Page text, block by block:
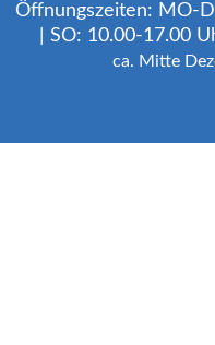
Öffnungszeiten: MO-
| SO: 10.00-17.00
ca. Mitte